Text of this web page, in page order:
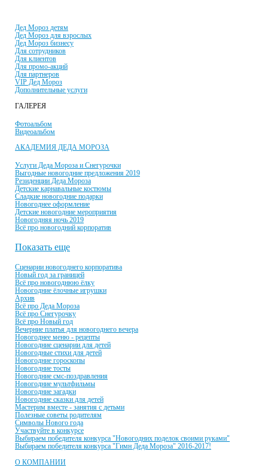
Дед Мороз детям
Дед Мороз для взрослых
Дед Мороз бизнесу
Для сотрудников
Для клиентов
Для промо-акций
Для партнеров
VIP Дед Мороз
Дополнительные услуги
ГАЛЕРЕЯ
Фотоальбом
Видеоальбом
АКАДЕМИЯ ДЕДА МОРОЗА
Услуги Деда Мороза и Снегурочки
Выгодные новогодние предложения 2019
Резиденции Деда Мороза
Детские карнавальные костюмы
Сладкие новогодние подарки
Новогоднее оформление
Детские новогодние мероприятия
Новогодняя ночь 2019
Всё про новогодний корпоратив
Показать еще
Сценарии новогоднего корпоратива
Новый год за границей
Всё про новогоднюю ёлку
Новогодние ёлочные игрушки
Архив
Всё про Деда Мороза
Всё про Снегурочку
Всё про Новый год
Вечерние платья для новогоднего вечера
Новогоднее меню - рецепты
Новогодние сценарии для детей
Новогодные стихи для детей
Новогодние гороскопы
Новогодние тосты
Новогодние смс-поздравления
Новогодние мультфильмы
Новогодние загадки
Новогодние сказки для детей
Мастерим вместе - занятия с детьми
Полезные советы родителям
Символы Нового года
Участвуйте в конкурсе
Выбираем победителя конкурса "Новогодних поделок своими руками"
Выбираем победителя конкурса "Гимн Деда Мороза" 2016-2017!
О КОМПАНИИ